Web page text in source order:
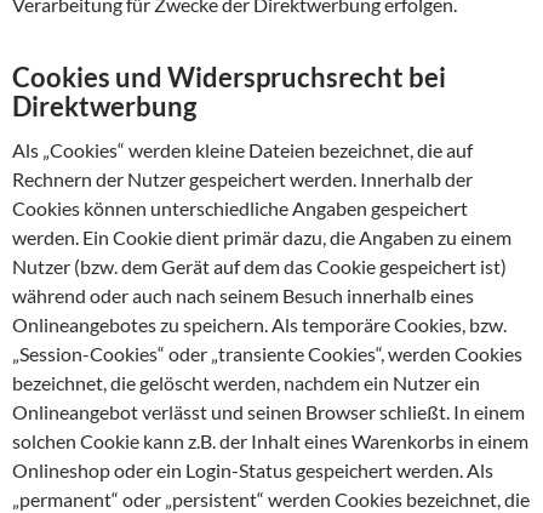
Cookies und Widerspruchsrecht bei
Direktwerbung
Als „Cookies“ werden kleine Dateien bezeichnet, die auf
Rechnern der Nutzer gespeichert werden. Innerhalb der
Cookies können unterschiedliche Angaben gespeichert
werden. Ein Cookie dient primär dazu, die Angaben zu einem
Nutzer (bzw. dem Gerät auf dem das Cookie gespeichert ist)
während oder auch nach seinem Besuch innerhalb eines
Onlineangebotes zu speichern. Als temporäre Cookies, bzw.
„Session-Cookies“ oder „transiente Cookies“, werden Cookies
bezeichnet, die gelöscht werden, nachdem ein Nutzer ein
Onlineangebot verlässt und seinen Browser schließt. In einem
solchen Cookie kann z.B. der Inhalt eines Warenkorbs in einem
Onlineshop oder ein Login-Status gespeichert werden. Als
„permanent“ oder „persistent“ werden Cookies bezeichnet, die